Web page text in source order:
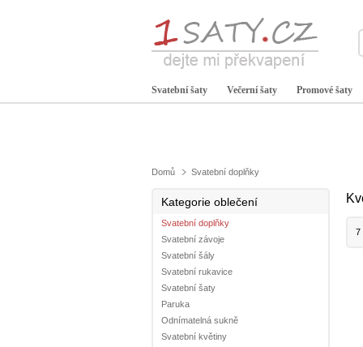
Svatební šaty Večerní šaty Promové šaty
Domů Svatební doplňky
Kategorie oblečení
Svatební doplňky
Svatební závoje
Svatební šály
Svatební rukavice
Svatební šaty
Paruka
Odnímatelná sukně
Svatební květiny
7